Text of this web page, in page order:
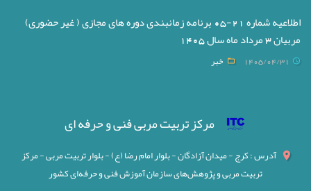
اطلاعیه شماره 21-05 برنامه زمانبندی دوره های مجازی ( غیر حضوری)
مربیان 3 مرداد ماه سال 1405
1405/04/31 خبر
مرکز تربیت مربی فنی و حرفه ای
آدرس : کرج - میدان آزادگان - بلوار امام رضا (ع) - بلوار تربیت مربی - مرکز
تربیت مربی و پژوهش‌های سازمان آموزش فنی و حرفه‌ای کشور